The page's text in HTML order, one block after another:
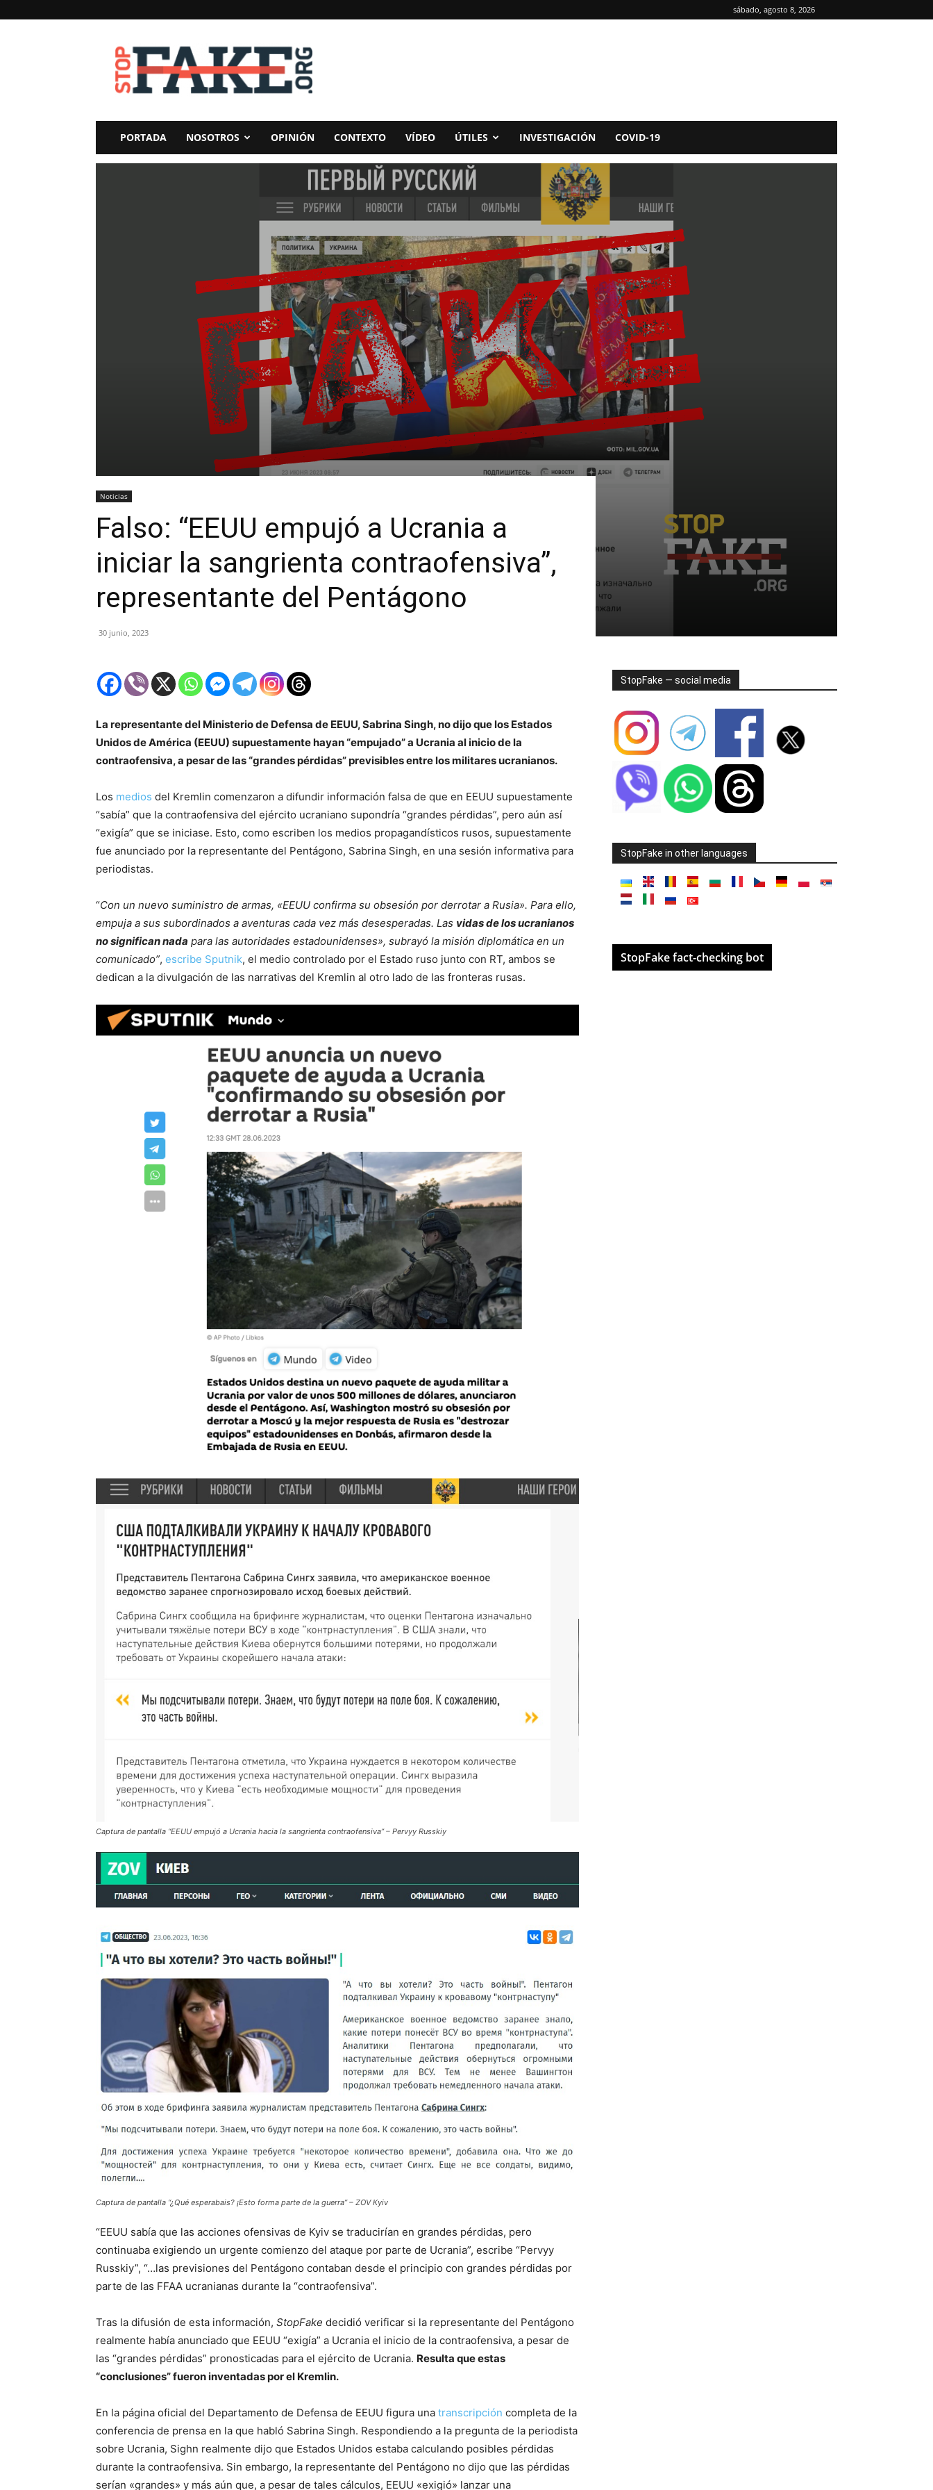
sábado, agosto 8, 2026
StopFake
PORTADA NOSOTROS OPINIÓN CONTEXTO VÍDEO ÚTILES INVESTIGACIÓN COVID-19
Noticias
Falso: “EEUU empujó a Ucrania a
iniciar la sangrienta contraofensiva”,
representante del Pentágono
30 junio, 2023
La representante del Ministerio de Defensa de EEUU, Sabrina Singh, no dijo que los Estados
Unidos de América (EEUU) supuestamente hayan “empujado” a Ucrania al inicio de la
contraofensiva, a pesar de las “grandes pérdidas” previsibles entre los militares ucranianos.
Los medios del Kremlin comenzaron a difundir información falsa de que en EEUU supuestamente
“sabía” que la contraofensiva del ejército ucraniano supondría “grandes pérdidas”, pero aún así
“exigía” que se iniciase. Esto, como escriben los medios propagandísticos rusos, supuestamente
fue anunciado por la representante del Pentágono, Sabrina Singh, en una sesión informativa para
periodistas.
“Con un nuevo suministro de armas, «EEUU confirma su obsesión por derrotar a Rusia». Para ello,
empuja a sus subordinados a aventuras cada vez más desesperadas. Las vidas de los ucranianos
no significan nada para las autoridades estadounidenses», subrayó la misión diplomática en un
comunicado”, escribe Sputnik, el medio controlado por el Estado ruso junto con RT, ambos se
dedican a la divulgación de las narrativas del Kremlin al otro lado de las fronteras rusas.
Captura de pantalla “EEUU empujó a Ucrania hacia la sangrienta contraofensiva” – Pervyy Russkiy
Captura de pantalla “¿Qué esperabais? ¡Esto forma parte de la guerra” – ZOV Кyiv
“EEUU sabía que las acciones ofensivas de Kyiv se traducirían en grandes pérdidas, pero
continuaba exigiendo un urgente comienzo del ataque por parte de Ucrania”, escribe “Pervyy
Russkiy”, “…las previsiones del Pentágono contaban desde el principio con grandes pérdidas por
parte de las FFAA ucranianas durante la “contraofensiva”.
Tras la difusión de esta información, StopFake decidió verificar si la representante del Pentágono
realmente había anunciado que EEUU “exigía” a Ucrania el inicio de la contraofensiva, a pesar de
las “grandes pérdidas” pronosticadas para el ejército de Ucrania. Resulta que estas
“conclusiones” fueron inventadas por el Kremlin.
En la página oficial del Departamento de Defensa de EEUU figura una transcripción completa de la
conferencia de prensa en la que habló Sabrina Singh. Respondiendo a la pregunta de la periodista
sobre Ucrania, Sighn realmente dijo que Estados Unidos estaba calculando posibles pérdidas
durante la contraofensiva. Sin embargo, la representante del Pentágono no dijo que las pérdidas
serían «grandes» y más aún que, a pesar de tales cálculos, EEUU «exigió» lanzar una
StopFake — social media
StopFake in other languages
StopFake fact-checking bot